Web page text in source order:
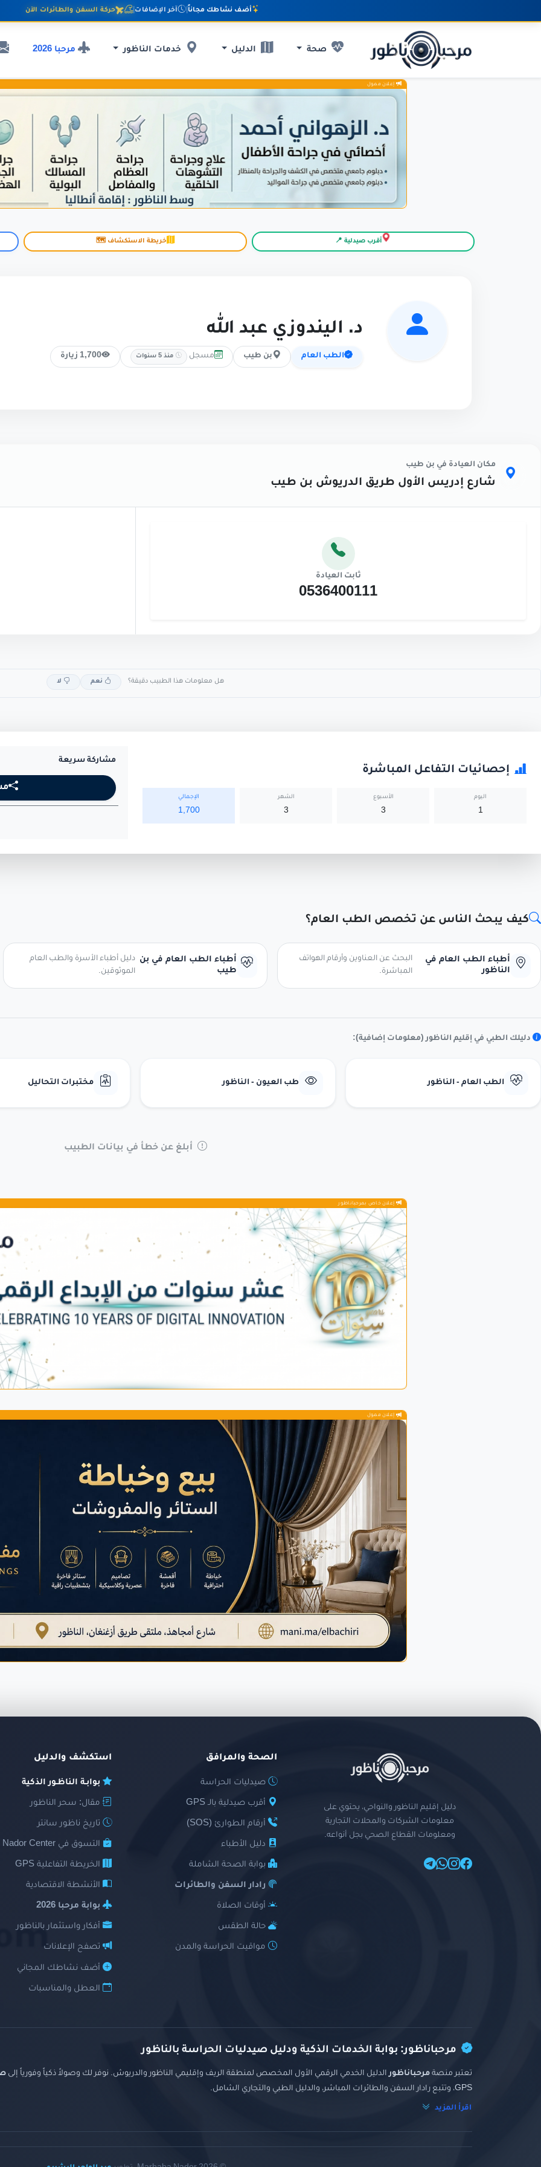
أضف نشاطك مجاناً | آخر الإضافات | حركة السفن والطائرات الآن
صحة الدليل خدمات الناظور مرحبا 2026
إعلان ممول
أقرب صيدلية 📍 خريطة الاستكشاف 🗺️
د. اليندوزي عبد الله
الطب العام بن طيب مسجل منذ 5 سنوات 1,700 زيارة
مكان العيادة في بن طيب
شارع إدريس الأول طريق الدريوش بن طيب
ثابت العيادة
0536400111
هل معلومات هذا الطبيب دقيقة؟ نعم لا
إحصائيات التفاعل المباشرة
اليوم
1
الأسبوع
3
الشهر
3
الإجمالي
1,700
مشاركة سريعة
كيف يبحث الناس عن تخصص الطب العام؟
أطباء الطب العام في
الناظور
البحث عن العناوين وأرقام الهواتف
المباشرة.
أطباء الطب العام في بن
طيب
دليل أطباء الأسرة والطب العام
الموثوقين.
دليلك الطبي في إقليم الناظور (معلومات إضافية):
الطب العام - الناظور طب العيون - الناظور مختبرات التحاليل
أبلغ عن خطأ في بيانات الطبيب
إعلان خاص بمرحباناظور
إعلان ممول
دليل إقليم الناظور والنواحي، يحتوي على
معلومات الشركات والمحلات التجارية
ومعلومات القطاع الصحي بجل أنواعه.
الصحة والمرافق
صيدليات الحراسة
أقرب صيدلية بالـ GPS
أرقام الطوارئ (SOS)
دليل الأطباء
بوابة الصحة الشاملة
رادار السفن والطائرات
أوقات الصلاة
حالة الطقس
مواقيت الحراسة والمدن
استكشف والدليل
بوابـة الناظـور الذكية
مقال: سحر الناظور
تاريخ ناظور سانتر
التسوق في Nador Center
الخريطة التفاعلية GPS
الأنشطة الاقتصادية
بوابة مرحبا 2026
أفكار واستثمار بالناظور
تصفح الإعلانات
أضف نشاطك المجاني
العطل والمناسبات
مرحباناظور: بوابة الخدمات الذكية ودليل صيدليات الحراسة بالناظور
تعتبر منصة مرحباناظورالدليل الخدمي الرقمي الأول المخصص لمنطقة الريف وإقليمي الناظور والدريوش. نوفر لك وصولاً ذكياً وفورياً إلى
GPS، وتتبع رادار السفن والطائرات المباشر، والدليل الطبي والتجاري الشامل.
اقرأ المزيد